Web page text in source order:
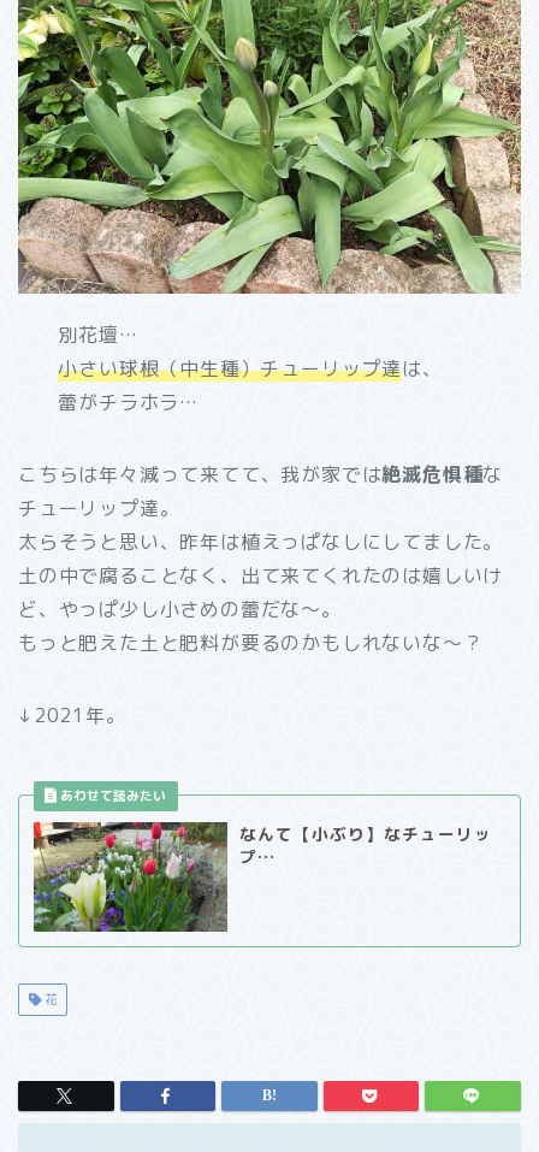
別花壇…
小さい球根（中生種）チューリップ達は、
蕾がチラホラ…
こちらは年々減って来てて、我が家では絶滅危惧種な
チューリップ達。
太らそうと思い、昨年は植えっぱなしにしてました。
土の中で腐ることなく、出て来てくれたのは嬉しいけ
ど、やっぱ少し小さめの蕾だな～。
もっと肥えた土と肥料が要るのかもしれないな～？
↓2021年。
なんて【小ぶり】なチューリッ
プ…
花